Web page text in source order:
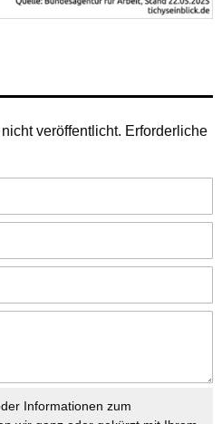
veröffentlicht. Erforderliche
Informationen zum